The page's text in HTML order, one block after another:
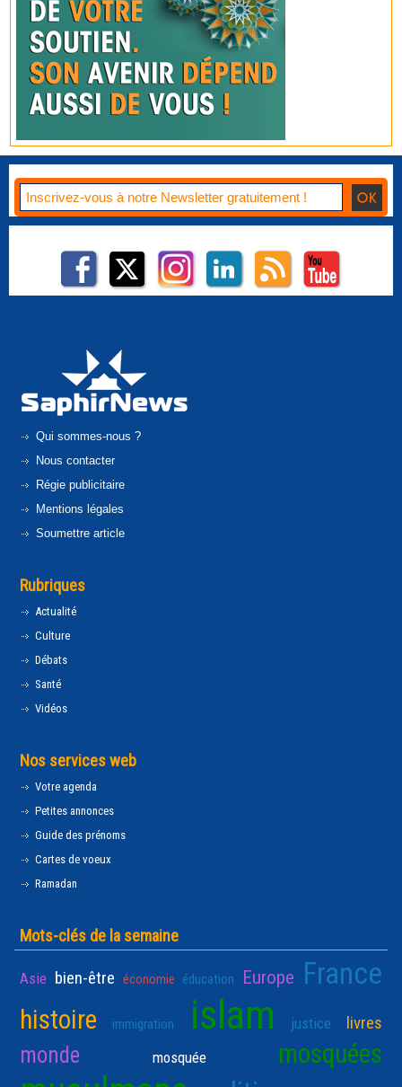
Qui sommes-nous ?
Nous contacter
Régie publicitaire
Mentions légales
Soumettre article
Rubriques
Actualité
Culture
Débats
Santé
Vidéos
Nos services web
Votre agenda
Petites annonces
Guide des prénoms
Cartes de voeux
Ramadan
Mots-clés de la semaine
Asie bien-être économie éducation Europe France
histoire immigration islam justice livres
monde mosquée mosquées